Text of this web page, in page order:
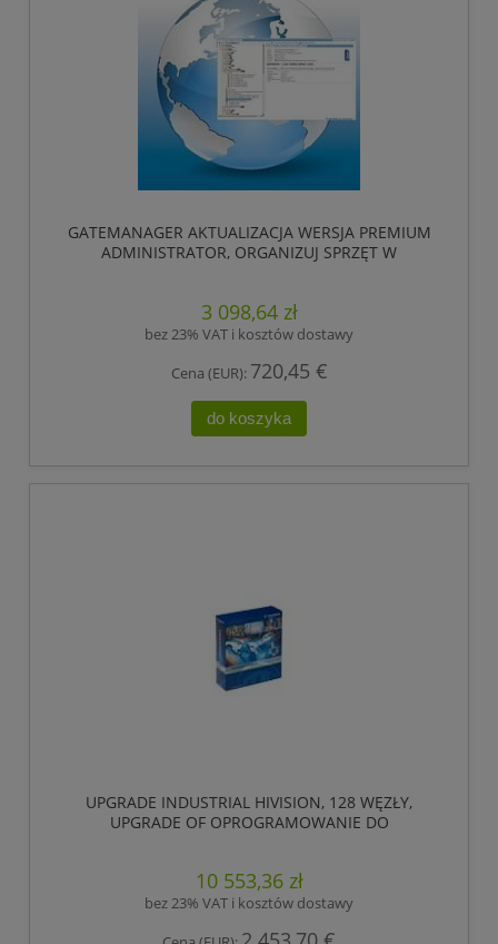
GATEMANAGER AKTUALIZACJA WERSJA PREMIUM
ADMINISTRATOR, ORGANIZUJ SPRZĘT W
DRZEWA (TWÓRZ DOMENY I URZĄDZENIA ORAZ ZA
POMOCĄ SITEMANAGER UMIEŚĆ W ODPOWIEDNIE
3 098,64 zł
bez 23% VAT i kosztów dostawy
Cena (EUR): 720,45 €
do koszyka
UPGRADE INDUSTRIAL HIVISION, 128 WĘZŁY,
UPGRADE OF OPROGRAMOWANIE DO
VALID TO UPGRADE V4.X TO THE CURRENT
VERSION. ,HIRSCHMANN
10 553,36 zł
bez 23% VAT i kosztów dostawy